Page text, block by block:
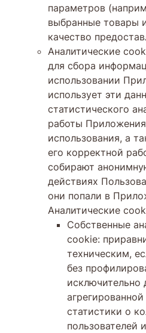
параметров
выбранные товары
качество
Аналитические
для сбора
использовании
использует эти
статистического
работы
использования, а
его корректной
собирают
действиях
они попали в
Аналитические
Собственные
cookie:
техническим,
без
исключительно
статистики о
пользователей